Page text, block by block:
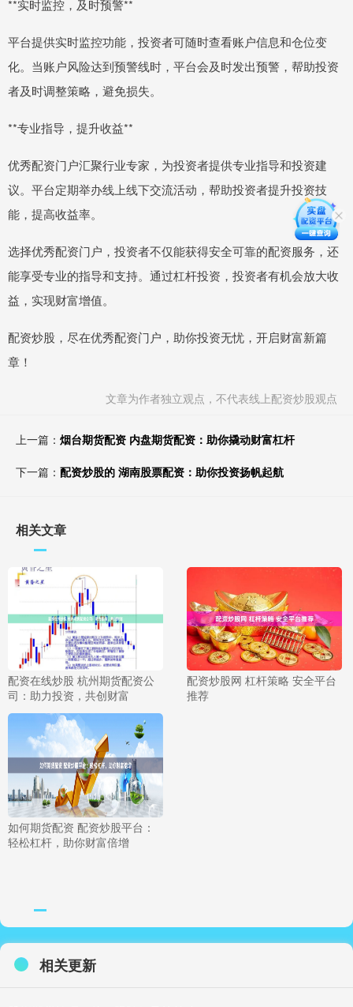
**实时监控，及时预警**
平台提供实时监控功能，投资者可随时查看账户信息和仓位变
化。当账户风险达到预警线时，平台会及时发出预警，帮助投资
者及时调整策略，避免损失。
**专业指导，提升收益**
优秀配资门户汇聚行业专家，为投资者提供专业指导和投资建
议。平台定期举办线上线下交流活动，帮助投资者提升投资技
能，提高收益率。
选择优秀配资门户，投资者不仅能获得安全可靠的配资服务，还
能享受专业的指导和支持。通过杠杆投资，投资者有机会放大收
益，实现财富增值。
配资炒股，尽在优秀配资门户，助你投资无忧，开启财富新篇
章！
文章为作者独立观点，不代表线上配资炒股观点
上一篇： 烟台期货配资 内盘期货配资：助你撬动财富杠杆
下一篇： 配资炒股的 湖南股票配资：助你投资扬帆起航
相关文章
配资在线炒股 杭州期货配资公
司：助力投资，共创财富
配资炒股网 杠杆策略 安全平台
推荐
如何期货配资 配资炒股平台：
轻松杠杆，助你财富倍增
相关更新